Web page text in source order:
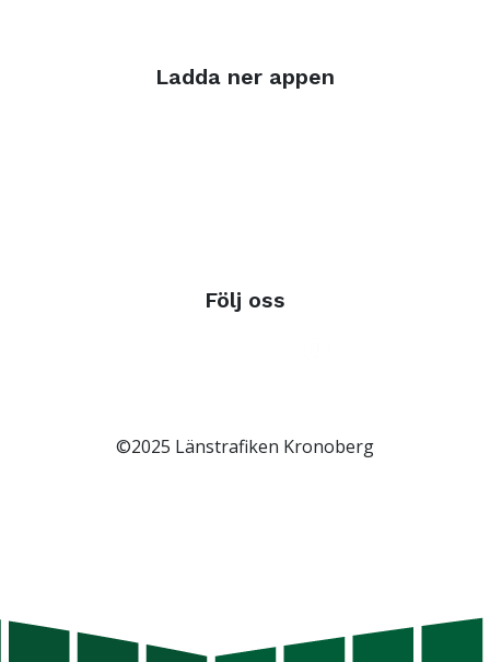
Ladda ner appen
Följ oss
©2025 Länstrafiken Kronoberg